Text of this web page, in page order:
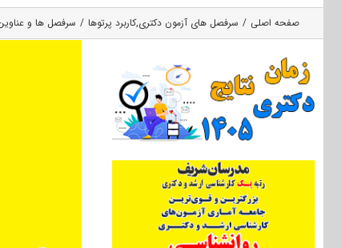
صفحه اصلی سرفصل های آزمون دکتری,کاربرد پرتوها سرفصل ها و